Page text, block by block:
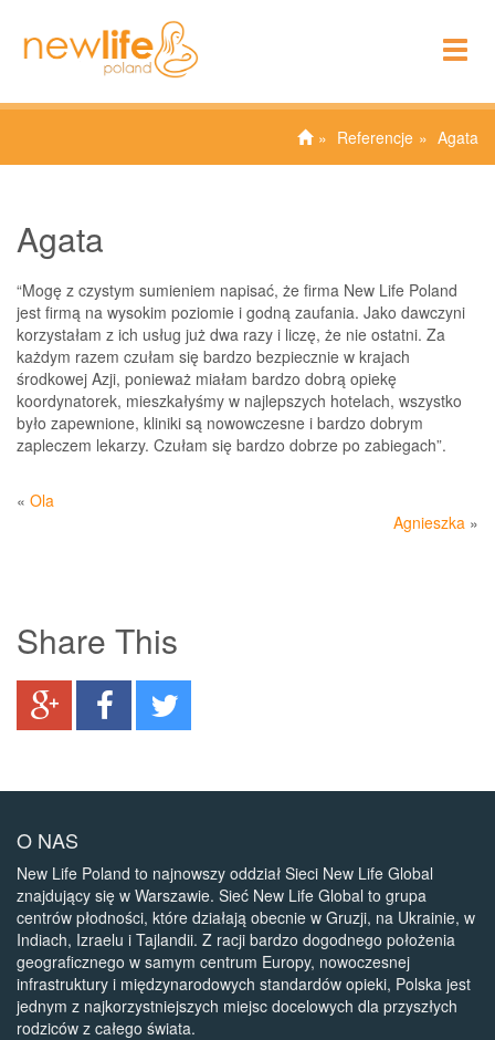
Referencje Agata
Agata
“Mogę z czystym sumieniem napisać, że firma New Life Poland
jest firmą na wysokim poziomie i godną zaufania. Jako dawczyni
korzystałam z ich usług już dwa razy i liczę, że nie ostatni. Za
każdym razem czułam się bardzo bezpiecznie w krajach
środkowej Azji, ponieważ miałam bardzo dobrą opiekę
koordynatorek, mieszkałyśmy w najlepszych hotelach, wszystko
było zapewnione, kliniki są nowowczesne i bardzo dobrym
zapleczem lekarzy. Czułam się bardzo dobrze po zabiegach”.
« Ola
Agnieszka »
Share This
O NAS
New Life Poland to najnowszy oddział Sieci New Life Global
znajdujący się w Warszawie. Sieć New Life Global to grupa
centrów płodności, które działają obecnie w Gruzji, na Ukrainie, w
Indiach, Izraelu i Tajlandii. Z racji bardzo dogodnego położenia
geograficznego w samym centrum Europy, nowoczesnej
infrastruktury i międzynarodowych standardów opieki, Polska jest
jednym z najkorzystniejszych miejsc docelowych dla przyszłych
rodziców z całego świata.